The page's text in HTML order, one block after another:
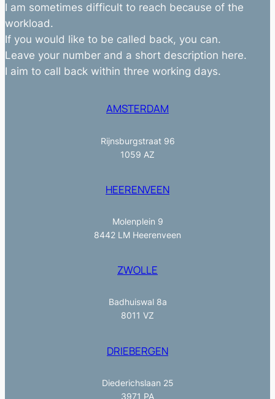
I am sometimes difficult to reach because of the
workload.
If you would like to be called back, you can.
Leave your number and a short description here.
I aim to call back within three working days.
AMSTERDAM
Rijnsburgstraat 96
1059 AZ
HEERENVEEN
Molenplein 9
8442 LM Heerenveen
ZWOLLE
Badhuiswal 8a
8011 VZ
DRIEBERGEN
Diederichslaan 25
3971 PA